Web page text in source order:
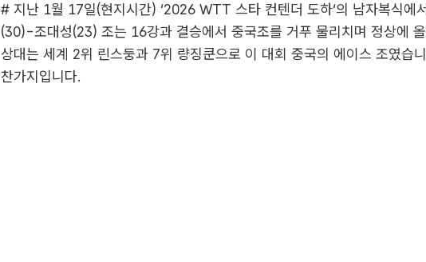
# 지난 1월 17일(현지시간) ‘2026 WTT 스타 컨텐더 도하‘의 남자복식에
(30)-조대성(23) 조는 16강과 결승에서 중국조를 거푸 물리치며 정상에
상대는 세계 2위 린스둥과 7위 량징쿤으로 이 대회 중국의 에이스 조였습
찬가지입니다.